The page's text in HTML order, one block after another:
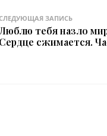
ЗАПИСЬ
тебя назло
Сердце сжимается.